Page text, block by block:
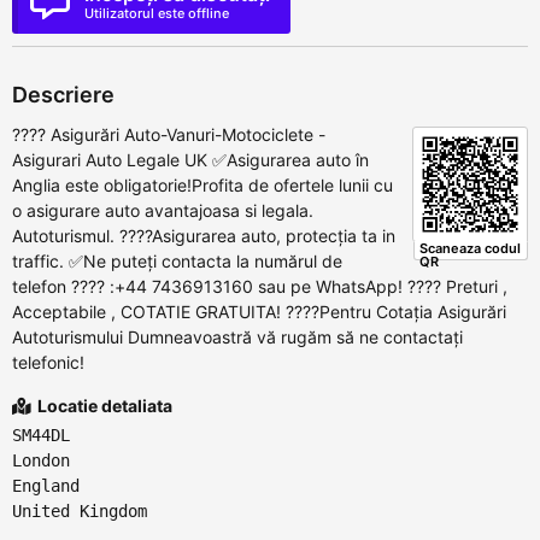
Utilizatorul este offline
Descriere
Scaneaza codul
QR
???? Asigurări Auto-Vanuri-Motociclete -
Asigurari Auto Legale UK ✅Asigurarea auto în
Anglia este obligatorie!Profita de ofertele lunii cu
o asigurare auto avantajoasa si legala.
Autoturismul. ????Asigurarea auto, protecția ta in
traffic. ✅Ne puteți contacta la numărul de
telefon ???? :+44 7436913160 sau pe WhatsApp! ???? Preturi ,
Acceptabile , COTATIE GRATUITA! ????Pentru Cotația Asigurări
Autoturismului Dumneavoastră vă rugăm să ne contactați
telefonic!
Locatie detaliata
SM44DL
London
England
United Kingdom